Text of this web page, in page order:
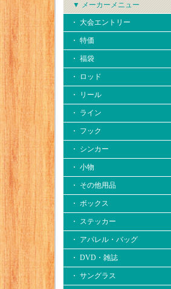
▼ メーカーメニュー
・ 大会エントリー
・ 特価
・ 福袋
・ ロッド
・ リール
・ ライン
・ フック
・ シンカー
・ 小物
・ その他用品
・ ボックス
・ ステッカー
・ アパレル・バッグ
・ DVD・雑誌
・ サングラス